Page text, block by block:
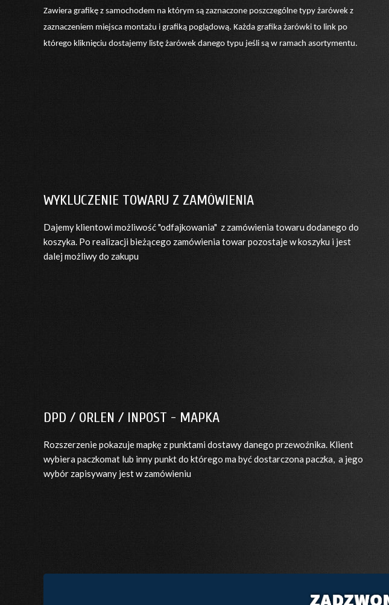
Zawiera grafikę z samochodem na którym są zaznaczone poszczególne typy żarówek z
zaznaczeniem miejsca montażu i grafiką poglądową. Każda grafika żarówki to link po
którego kliknięciu dostajemy listę żarówek danego typu jeśli są w ramach asortymentu.
WYKLUCZENIE TOWARU Z ZAMÓWIENIA
Dajemy klientowi możliwość "odfajkowania" z zamówienia towaru dodanego do
koszyka. Po realizacji bieżącego zamówienia towar pozostaje w koszyku i jest
dalej możliwy do zakupu
DPD / ORLEN / INPOST - MAPKA
Rozszerzenie pokazuje mapkę z punktami dostawy danego przewoźnika. Klient
wybiera paczkomat lub inny punkt do którego ma być dostarczona paczka, a jego
wybór zapisywany jest w zamówieniu